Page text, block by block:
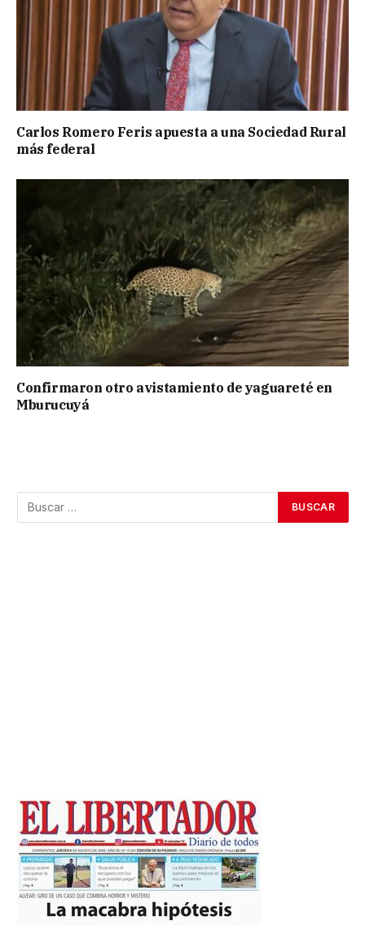
Carlos Romero Feris apuesta a una Sociedad Rural
más federal
Confirmaron otro avistamiento de yaguareté en
Mburucuyá